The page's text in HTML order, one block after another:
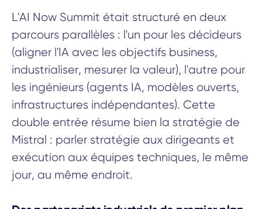
L'AI Now Summit était structuré en deux
parcours parallèles : l'un pour les décideurs
(aligner l'IA avec les objectifs business,
industrialiser, mesurer la valeur), l'autre pour
les ingénieurs (agents IA, modèles ouverts,
infrastructures indépendantes). Cette
double entrée résume bien la stratégie de
Mistral : parler stratégie aux dirigeants et
exécution aux équipes techniques, le même
jour, au même endroit.